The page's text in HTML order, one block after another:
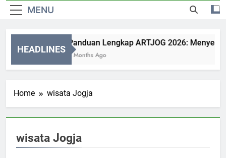
MENU
HEADLINES
Panduan Lengkap ARTJOG 2026:
2 Months Ago
Home wisata Jogja
wisata Jogja